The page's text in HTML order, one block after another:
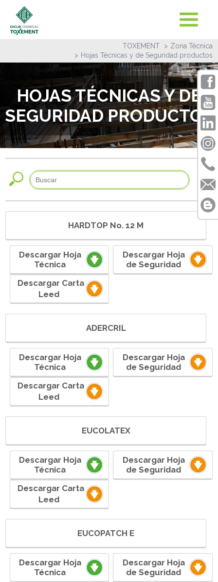
TOXEMENT
Zona Técnica
Hojas Técnicas y de Seguridad productos
HOJAS TÉCNICAS Y DE
SEGURIDAD PRODUCTOS
HARDTOP No. 12 M
Descargar Hoja
Técnica
Descargar Hoja
de Seguridad
ㅤㅤ ㅤㅤㅤㅤㅤㅤDescargar Carta
Leedㅤ ㅤㅤㅤㅤㅤㅤ
ADERCRIL
Descargar Hoja
Técnica
Descargar Hoja
de Seguridad
ㅤㅤ ㅤㅤㅤㅤㅤㅤDescargar Carta
Leedㅤ ㅤㅤㅤㅤㅤㅤ
EUCOLATEX
Descargar Hoja
Técnica
Descargar Hoja
de Seguridad
ㅤㅤ ㅤㅤㅤㅤㅤㅤDescargar Carta
Leedㅤ ㅤㅤㅤㅤㅤㅤ
EUCOPATCH E
Descargar Hoja
Técnica
Descargar Hoja
de Seguridad